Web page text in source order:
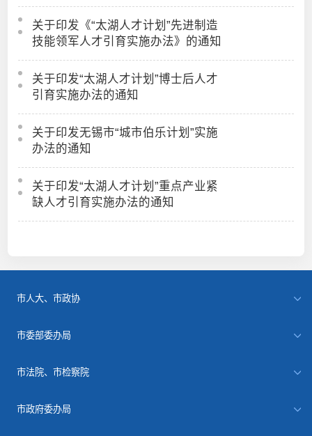
关于印发《“太湖人才计划”先进制造
技能领军人才引育实施办法》的通知
关于印发“太湖人才计划”博士后人才
引育实施办法的通知
关于印发无锡市“城市伯乐计划”实施
办法的通知
关于印发“太湖人才计划”重点产业紧
缺人才引育实施办法的通知
市人大、市政协
市委部委办局
市法院、市检察院
市政府委办局